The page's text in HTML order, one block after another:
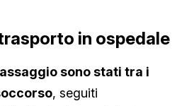
in ospedale
sono stati tra i
, seguiti